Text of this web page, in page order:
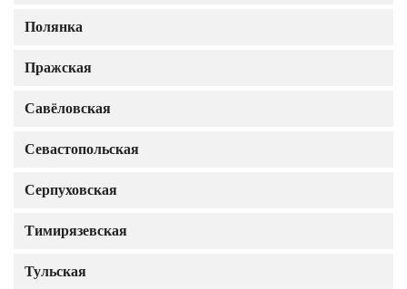
Полянка
Пражская
Савёловская
Севастопольская
Серпуховская
Тимирязевская
Тульская